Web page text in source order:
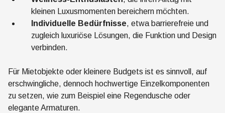
kleinen Luxusmomenten bereichern möchten.
Individuelle Bedürfnisse, etwa barrierefreie und
zugleich luxuriöse Lösungen, die Funktion und Design
verbinden.
Für Mietobjekte oder kleinere Budgets ist es sinnvoll, auf
erschwingliche, dennoch hochwertige Einzelkomponenten
zu setzen, wie zum Beispiel eine Regendusche oder
elegante Armaturen.